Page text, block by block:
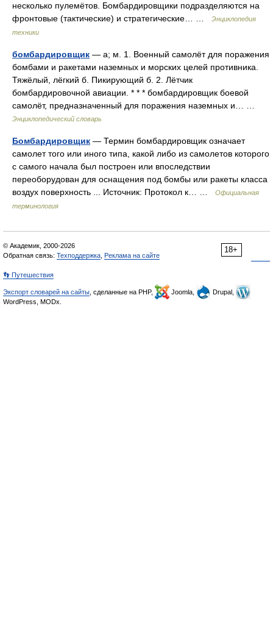
несколько пулемётов. Бомбардировщики подразделяются на
фронтовые (тактические) и стратегические… …
Энциклопедия
техники
бомбардировщик — а; м. 1. Военный самолёт для поражения
бомбами и ракетами наземных и морских целей противника.
Тяжёлый, лёгкий б. Пикирующий б. 2. Лётчик
бомбардировочной авиации. * * * бомбардировщик боевой
самолёт, предназначенный для поражения наземных и… …
Энциклопедический словарь
Бомбардировщик — Термин бомбардировщик означает
самолет того или иного типа, какой либо из самолетов которого
с самого начала был построен или впоследствии
переоборудован для оснащения под бомбы или ракеты класса
воздух поверхность ... Источник: Протокол к… …
Официальная
терминология
18+
© Академик, 2000-2026
Обратная связь: Техподдержка Реклама на сайте
👣 Путешествия
Экспорт словарей на сайты , сделанные на PHP, Joomla,
Drupal,
WordPress, MODx.